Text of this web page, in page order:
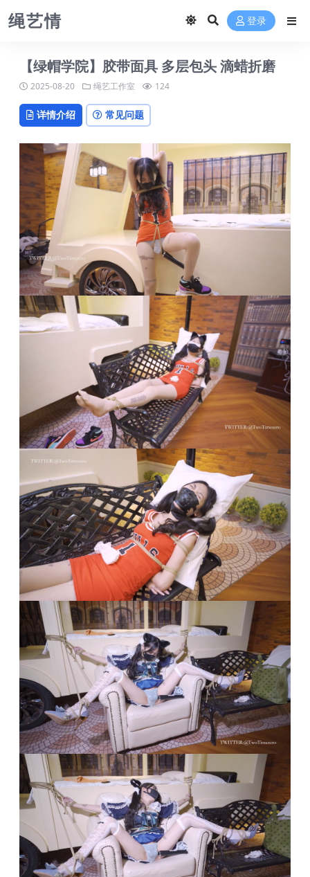
绳艺情 登录
【绿帽学院】胶带面具 多层包头 滴蜡折磨
2025-08-20 绳艺工作室 124
详情介绍 常见问题